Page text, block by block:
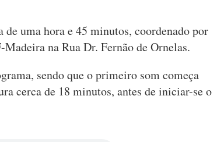
uma hora e 45 minutos, coordenado por
na Rua Dr. Fernão de Ornelas.
sendo que o primeiro som começa
cerca de 18 minutos, antes de iniciar-se o